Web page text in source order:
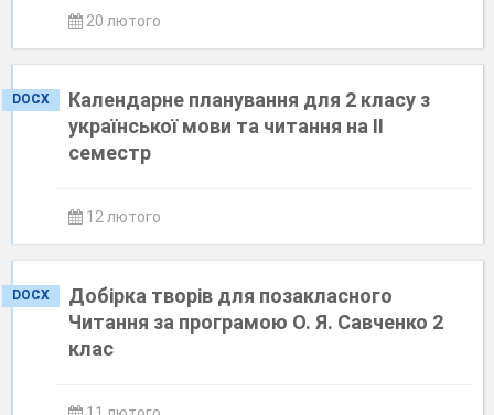
20 лютого
DOCX
Календарне планування для 2 класу з
української мови та читання на ІІ
семестр
12 лютого
DOCX
Добірка творів для позакласного
Читання за програмою О. Я. Савченко 2
клас